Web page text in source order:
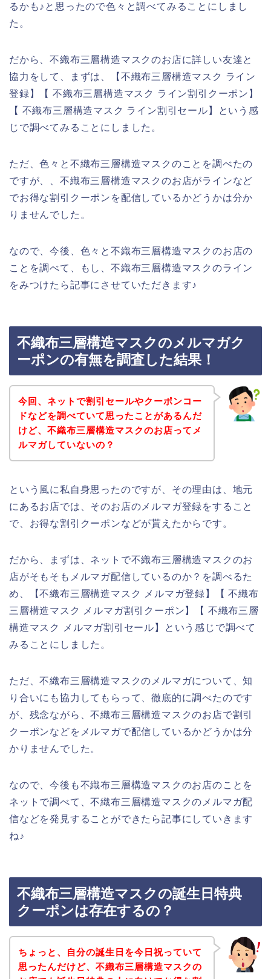
るかも♪と思ったので色々と調べてみることにしまし
た。
だから、不織布三層構造マスクのお店に詳しい友達と
協力をして、まずは、【不織布三層構造マスク ライン
登録】【 不織布三層構造マスク ライン割引クーポン】
【 不織布三層構造マスク ライン割引セール】という感
じで調べてみることにしました。
ただ、色々と不織布三層構造マスクのことを調べたの
ですが、、不織布三層構造マスクのお店がラインなど
でお得な割引クーポンを配信しているかどうかは分か
りませんでした。
なので、今後、色々と不織布三層構造マスクのお店の
ことを調べて、もし、不織布三層構造マスクのライン
をみつけたら記事にさせていただきます♪
不織布三層構造マスクのメルマガク
ーポンの有無を調査した結果！
今回、ネットで割引セールやクーポンコー
ドなどを調べていて思ったことがあるんだ
けど、不織布三層構造マスクのお店ってメ
ルマガしていないの？
という風に私自身思ったのですが、その理由は、地元
にあるお店では、そのお店のメルマガ登録をすること
で、お得な割引クーポンなどが貰えたからです。
だから、まずは、ネットで不織布三層構造マスクのお
店がそもそもメルマガ配信しているのか？を調べるた
め、【不織布三層構造マスク メルマガ登録】【 不織布
三層構造マスク メルマガ割引クーポン】【 不織布三層
構造マスク メルマガ割引セール】という感じで調べて
みることにしました。
ただ、不織布三層構造マスクのメルマガについて、知
り合いにも協力してもらって、徹底的に調べたのです
が、残念ながら、不織布三層構造マスクのお店で割引
クーポンなどをメルマガで配信しているかどうかは分
かりませんでした。
なので、今後も不織布三層構造マスクのお店のことを
ネットで調べて、不織布三層構造マスクのメルマガ配
信などを発見することができたら記事にしていきます
ね♪
不織布三層構造マスクの誕生日特典
クーポンは存在するの？
ちょっと、自分の誕生日を今日祝っていて
思ったんだけど、不織布三層構造マスクの